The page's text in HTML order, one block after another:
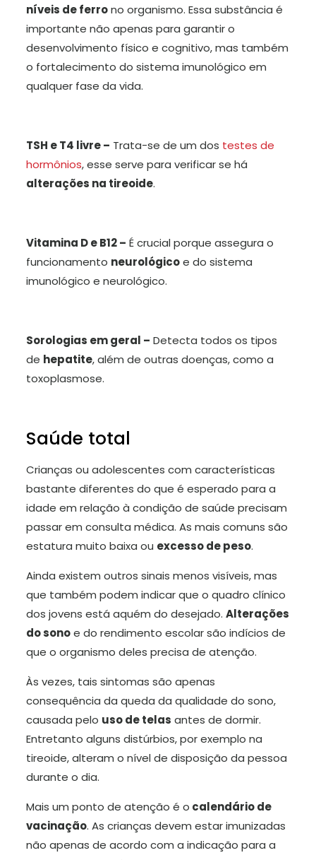
níveis de ferrono organismo. Essa substância é
importante não apenas para garantir o
desenvolvimento físico e cognitivo, mas também
o fortalecimento do sistema imunológico em
qualquer fase da vida.
TSH e T4 livre – Trata-se de um dos testes de
hormônios, esse serve para verificar se há
alterações na tireoide.
Vitamina D e B12 – É crucial porque assegura o
funcionamento neurológicoe do sistema
imunológico e neurológico.
Sorologias em geral – Detecta todos os tipos
de hepatite, além de outras doenças, como a
toxoplasmose.
Saúde total
Crianças ou adolescentes com características
bastante diferentes do que é esperado para a
idade em relação à condição de saúde precisam
passar em consulta médica. As mais comuns são
estatura muito baixa ou excesso de peso.
Ainda existem outros sinais menos visíveis, mas
que também podem indicar que o quadro clínico
dos jovens está aquém do desejado. Alterações
do sonoe do rendimento escolar são indícios de
que o organismo deles precisa de atenção.
Às vezes, tais sintomas são apenas
consequência da queda da qualidade do sono,
causada pelo uso de telas antes de dormir.
Entretanto alguns distúrbios, por exemplo na
tireoide, alteram o nível de disposição da pessoa
durante o dia.
Mais um ponto de atenção é o calendário de
vacinação. As crianças devem estar imunizadas
não apenas de acordo com a indicação para a